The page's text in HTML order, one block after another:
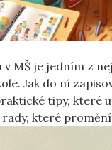
v MŠ je jedním z
Jak ⁢do ‌ní
tipy, ​které
rady, které